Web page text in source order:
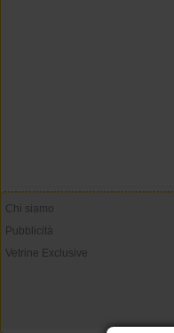
Chi siamo
Pubblicità
Vetrine Exclusive